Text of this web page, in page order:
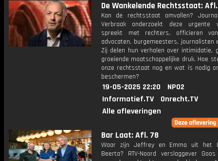
De Wankelende Rechtsstaat:
Kan de rechtsstaat omvallen?
Verbraak onderzoekt deze urgente
spreekt met rechters, officieren
advocaten, burgemeesters, journalisten
Zij delen hun verhalen over intimidatie,
groeiende maatschappelijke druk. Hoe
onze rechtsstaat nog en wat is nodig
beschermen?
19-05-2025 22:20
NPO2
Informatief.TV
Onrecht.TV
Alle afleveringen
Bar Laat: Afl. 78
Waar zijn Jeffrey en Emma uit het
Beerta? RTV-Noord verslaggever